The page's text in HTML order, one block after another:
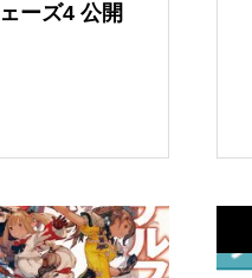
ーズ4 公開